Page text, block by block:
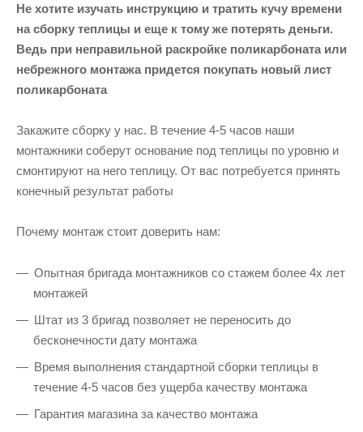
Не хотите изучать инструкцию и тратить кучу времени
на сборку теплицы и еще к тому же потерять деньги.
Ведь при неправильной раскройке поликарбоната или
небрежного монтажа придется покупать новый лист
поликарбоната
Закажите сборку у нас. В течение 4-5 часов наши
монтажники соберут основание под теплицы по уровню и
смонтируют на него теплицу. От вас потребуется принять
конечный результат работы
Почему монтаж стоит доверить нам:
Опытная бригада монтажников со стажем более 4х лет
монтажей
Штат из 3 бригад позволяет не переносить до
бесконечности дату монтажа
Время выполнения стандартной сборки теплицы в
течение 4-5 часов без ущерба качеству монтажа
Гарантия магазина за качество монтажа